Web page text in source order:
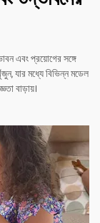
এবং প্রয়োগের সঙ্গে
যার মধ্যে বিভিন্ন মডেল
বাড়ায়।